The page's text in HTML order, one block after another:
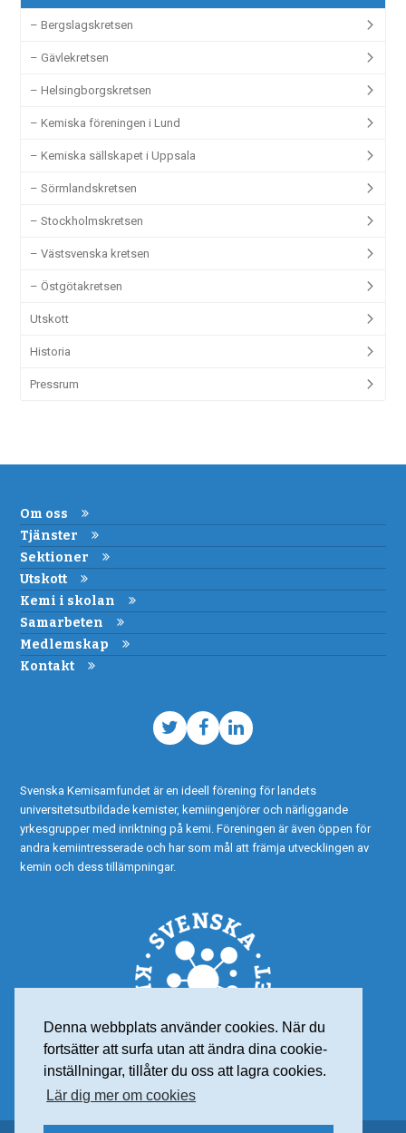
Denna webbplats använder cookies. När du
fortsätter att surfa utan att ändra dina cookie-
inställningar, tillåter du oss att lagra cookies.
Lär dig mer om cookies
– Bergslagskretsen
– Gävlekretsen
– Helsingborgskretsen
– Kemiska föreningen i Lund
– Kemiska sällskapet i Uppsala
– Sörmlandskretsen
– Stockholmskretsen
– Västsvenska kretsen
– Östgötakretsen
Utskott
Historia
Pressrum
Om oss
Tjänster
Sektioner
Utskott
Kemi i skolan
Samarbeten
Medlemskap
Kontakt
TwitterFacebook
LinkedIn
Svenska Kemisamfundet är en ideell förening för landets
universitetsutbildade kemister, kemiingenjörer och närliggande
yrkesgrupper med inriktning på kemi. Föreningen är även öppen för
andra kemiintresserade och har som mål att främja utvecklingen av
kemin och dess tillämpningar.